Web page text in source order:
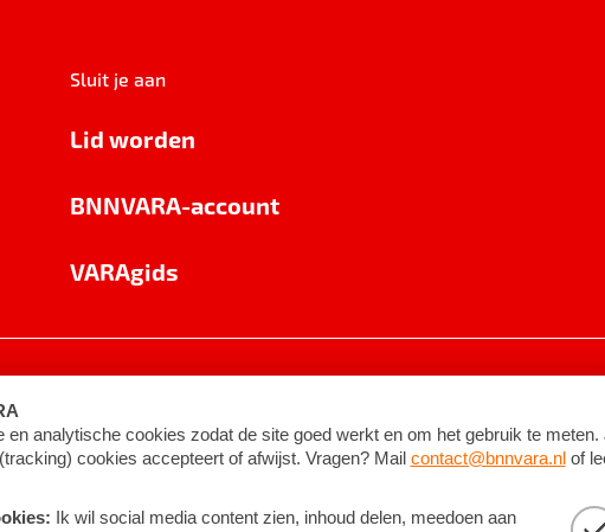
Sluit je aan
Lid worden
BNNVARA-account
VARAgids
©2026BNNVARA